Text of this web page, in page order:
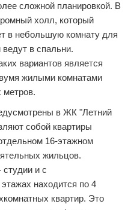
сложной планировкой. В
холл, который
в небольшую комнату для
в спальни.
вариантов является
жилыми комнатами
в ЖК "Летний
собой квартиры
16-этажном
жильцов.
и с
находится по 4
квартир. Это